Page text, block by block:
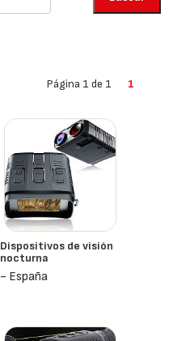
Página 1 de 1 1
Dispositivos de visión
nocturna
- España